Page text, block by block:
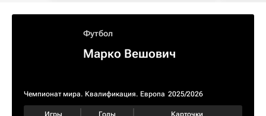
Футбол
Марко Вешович
Чемпионат мира. Квалификация. Европа 2025/2026
Игры Голы Карточки